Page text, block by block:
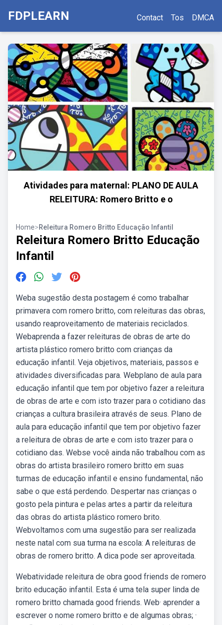
FDPLEARN Contact Tos DMCA
Atividades para maternal: PLANO DE AULA
RELEITURA: Romero Britto e o
Home>Releitura Romero Britto Educação Infantil
Releitura Romero Britto Educação
Infantil
Weba sugestão desta postagem é como trabalhar
primavera com romero britto, com releituras das obras,
usando reaproveitamento de materiais reciclados.
Webaprenda a fazer releituras de obras de arte do
artista plástico romero britto com crianças da
educação infantil. Veja objetivos, materiais, passos e
atividades diversificadas para. Webplano de aula para
educação infantil que tem por objetivo fazer a releitura
de obras de arte e com isto trazer para o cotidiano das
crianças a cultura brasileira através de seus. Plano de
aula para educação infantil que tem por objetivo fazer
a releitura de obras de arte e com isto trazer para o
cotidiano das. Webse você ainda não trabalhou com as
obras do artista brasileiro romero britto em suas
turmas de educação infantil e ensino fundamental, não
sabe o que está perdendo. Despertar nas crianças o
gosto pela pintura e pelas artes a partir da releitura
das obras do artista plástico romero brito.
Webvoltamos com uma sugestão para ser realizada
neste natal com sua turma na escola: A releituras de
obras de romero britto. A dica pode ser aproveitada.
Webatividade releitura de obra good friends de romero
brito educação infantil. Esta é uma tela super linda de
romero britto chamada good friends. Web· aprender a
escrever o nome romero britto e de algumas obras; ·